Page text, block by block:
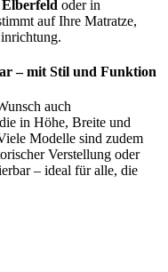
oder in
auf Ihre Matratze,
– mit Stil und Funktion
auch
in Höhe, Breite und
Modelle sind zudem
Verstellung oder
– ideal für alle, die